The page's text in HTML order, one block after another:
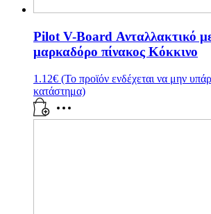
Pilot V-Board Ανταλλακτικό
μαρκαδόρο πίνακος Κόκκινο
1.12€ (Το προϊόν ενδέχεται να μην
κατάστημα)